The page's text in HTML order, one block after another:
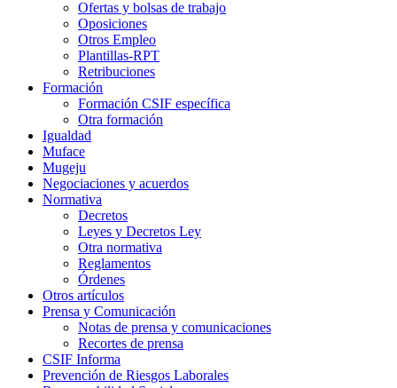
Ofertas y bolsas de trabajo
Oposiciones
Otros Empleo
Plantillas-RPT
Retribuciones
Formación
Formación CSIF específica
Otra formación
Igualdad
Muface
Mugeju
Negociaciones y acuerdos
Normativa
Decretos
Leyes y Decretos Ley
Otra normativa
Reglamentos
Órdenes
Otros artículos
Prensa y Comunicación
Notas de prensa y comunicaciones
Recortes de prensa
CSIF Informa
Prevención de Riesgos Laborales